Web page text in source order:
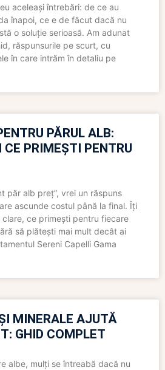
aceleași întrebări: de ce au
înapoi, ce e de făcut dacă nu
o soluție serioasă. Am adunat
răspunsurile pe scurt, cu
în care intrăm în detaliu pe
PĂRUL ALB:
PRIMEȘTI PENTRU
păr alb preț”, vrei un răspuns
ascunde costul până la final. Îți
ce primești pentru fiecare
să plătești mai mult decât ai
Sereni Capelli Gama
MINERALE AJUTĂ
GHID COMPLET
albe, mulți se întreabă dacă nu